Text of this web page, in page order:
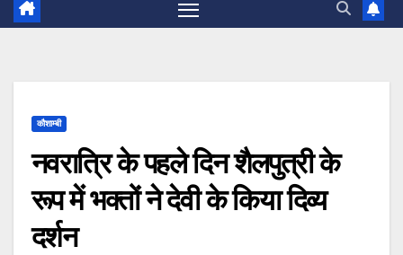
कौशाम्बी
नवरात्रि के पहले दिन शैलपुत्री के
रूप में भक्तों ने देवी के किया दिव्य
दर्शन